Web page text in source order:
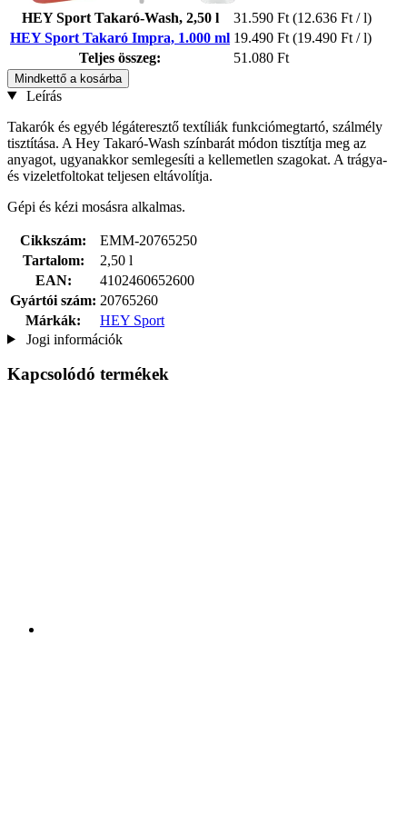
HEY Sport Takaró-Wash, 2,50 l 31.590 Ft (12.636 Ft / l)
HEY Sport Takaró Impra, 1.000 ml 19.490 Ft (19.490 Ft / l)
Teljes összeg:
51.080 Ft
Mindkettő a kosárba
Leírás
Takarók és egyéb légáteresztő textíliák funkciómegtartó, szálmély
tisztítása. A Hey Takaró-Wash színbarát módon tisztítja meg az
anyagot, ugyanakkor semlegesíti a kellemetlen szagokat. A trágya-
és vizeletfoltokat teljesen eltávolítja.
Gépi és kézi mosásra alkalmas.
Cikkszám:
EMM-20765250
Tartalom:
2,50 l
EAN:
4102460652600
Gyártói szám: 20765260
Márkák:
HEY Sport
Jogi információk
Kapcsolódó termékek